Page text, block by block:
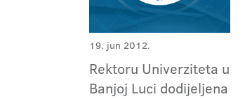
19. jun 2012.
Rektoru Univerziteta u
Banjoj Luci dodijeljena